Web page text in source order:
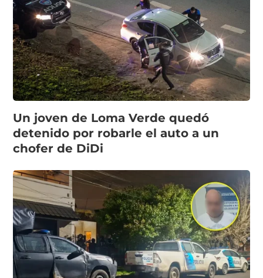
Un joven de Loma Verde quedó
detenido por robarle el auto a un
chofer de DiDi